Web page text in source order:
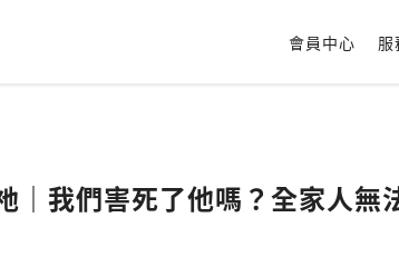
會員中心 服
｜我們害死了他嗎？全家人